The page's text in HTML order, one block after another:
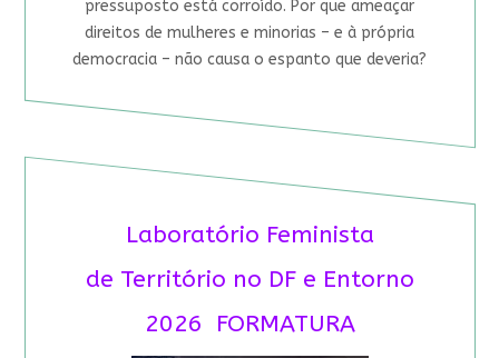
pressuposto está corroído. Por que ameaçar
direitos de mulheres e minorias – e à própria
democracia – não causa o espanto que deveria?
Laboratório Feminista
de Território no DF e Entorno
2026 FORMATURA